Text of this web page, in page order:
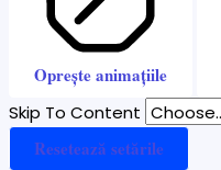
Oprește animațiile
Skip To Content
Resetează setările